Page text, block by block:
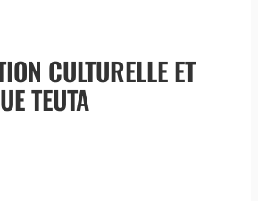
CULTURELLE ET
TEUTA